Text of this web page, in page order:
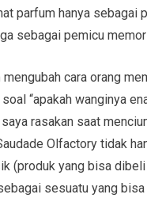
parfum hanya sebagai
sebagai pemicu
mengubah cara orang
“apakah wanginya
saya rasakan saat
Olfactory tidak
(produk yang bisa
sesuatu yang bisa